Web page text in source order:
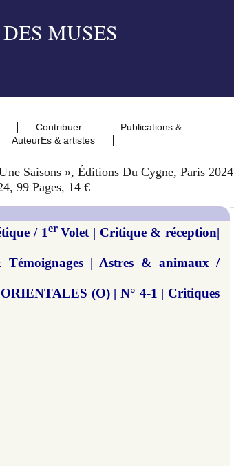
Contribuer
Publications &
AuteurEs & artistes
Saisons », Éditions Du Cygne, Paris 2024
99 Pages, 14 €
/ 1erVolet | Critique & réception|
| Astres & animaux /
(O) | N° 4-1 | Critiques